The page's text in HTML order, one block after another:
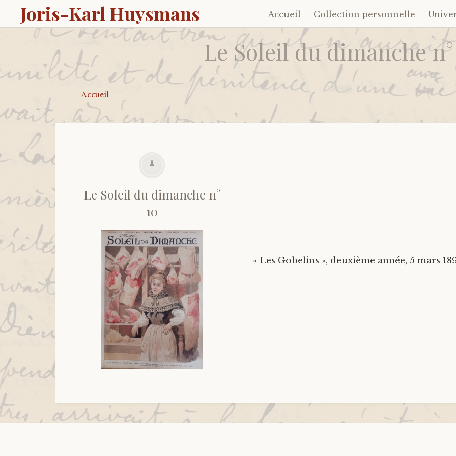
Joris-Karl Huysmans
Accéder
au
contenu
principal
Accueil Collection personnelle
Le Soleil du dimanche
Accueil
Le Soleil du dimanche n°
10
« Les Gobelins », deuxième année, 5 mars